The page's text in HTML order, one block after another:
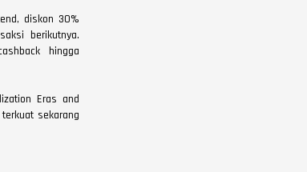
diskon 30%
berikutnya.
hingga
Eras and
sekarang